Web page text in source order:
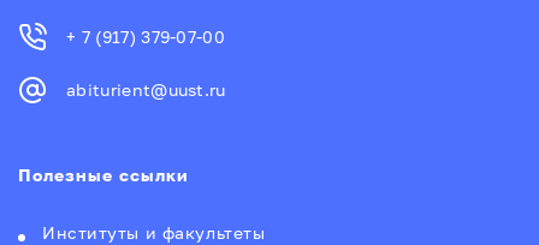
+ 7 (917) 379-07-00
abiturient@uust.ru
Полезные ссылки
Институты и факультеты